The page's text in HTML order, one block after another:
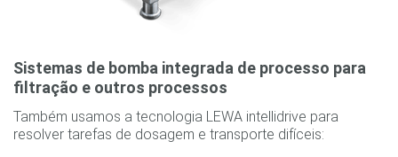
Sistemas de bomba integrada de processo para
filtração e outros processos
Também usamos a tecnologia LEWA intellidrive para
resolver tarefas de dosagem e transporte difíceis: